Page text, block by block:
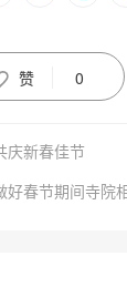
赞 0
庆新春佳节
春节期间寺院